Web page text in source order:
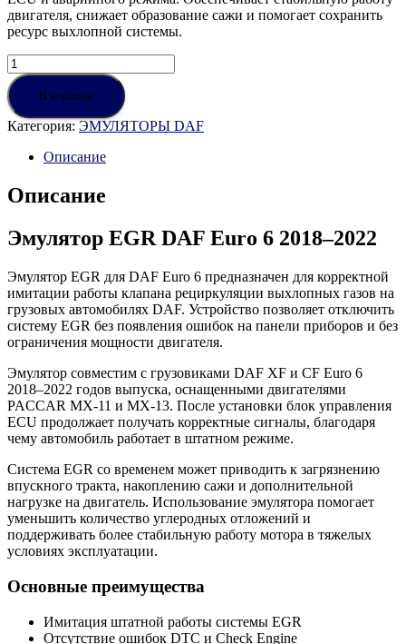
двигателя, снижает образование сажи и помогает сохранить
ресурс выхлопной системы.
Количество
товара
Эмулятор
EGR
DAF
2022
В корзину
Категория: ЭМУЛЯТОРЫ DAF
Описание
Описание
Эмулятор EGR DAF Euro 6 2018–2022
Эмулятор EGR для DAF Euro 6 предназначен для корректной
имитации работы клапана рециркуляции выхлопных газов на
грузовых автомобилях DAF. Устройство позволяет отключить
систему EGR без появления ошибок на панели приборов и без
ограничения мощности двигателя.
Эмулятор совместим с грузовиками DAF XF и CF Euro 6
2018–2022 годов выпуска, оснащенными двигателями
PACCAR MX-11 и MX-13. После установки блок управления
ECU продолжает получать корректные сигналы, благодаря
чему автомобиль работает в штатном режиме.
Система EGR со временем может приводить к загрязнению
впускного тракта, накоплению сажи и дополнительной
нагрузке на двигатель. Использование эмулятора помогает
уменьшить количество углеродных отложений и
поддерживать более стабильную работу мотора в тяжелых
условиях эксплуатации.
Основные преимущества
Имитация штатной работы системы EGR
Отсутствие ошибок DTC и Check Engine